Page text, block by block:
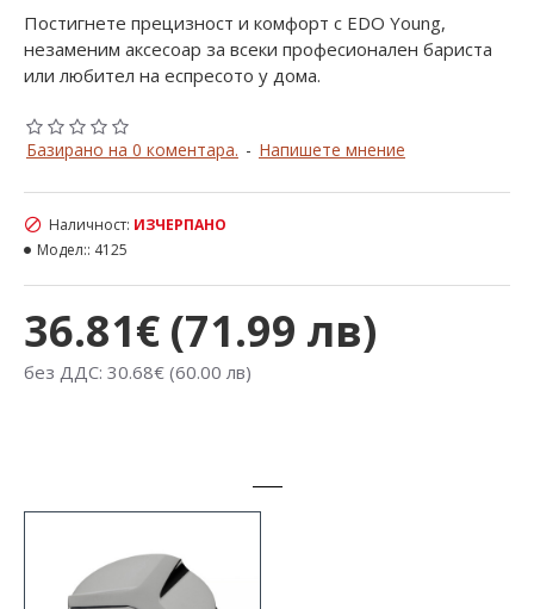
Постигнете прецизност и комфорт с EDO Young,
незаменим аксесоар за всеки професионален бариста
или любител на еспресото у дома.
Базирано на 0 коментара. - Напишете мнение
36.81€ (71.99 лв)
без ДДС: 30.68€ (60.00 лв)
Наличност: ИЗЧЕРПАНО
Модел:: 4125